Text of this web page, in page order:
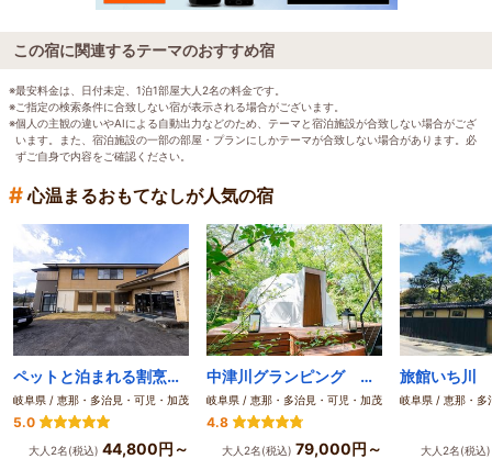
この宿に関連するテーマのおすすめ宿
※最安料金は、日付未定、1泊1部屋大人2名の料金です。
※ご指定の検索条件に合致しない宿が表示される場合がございます。
※個人の主観の違いやAIによる自動出力などのため、テーマと宿泊施設が合致しない場合がござ
います。また、宿泊施設の一部の部屋・プランにしかテーマが合致しない場合があります。必
ずご自身で内容をご確認ください。
# 心温まるおもてなしが人気の宿
ペットと泊まれる割烹旅館 孫八
岐阜県 / 恵那・多治見・可児・加茂
5.0
大人2名(税込) 44,800円～
中津川グランピング 森の空
岐阜県 / 恵那・多治見・可児・加茂
4.8
大人2名(税込) 79,000円～
旅館いち川
岐阜県 / 恵那・多
大人2名(税込